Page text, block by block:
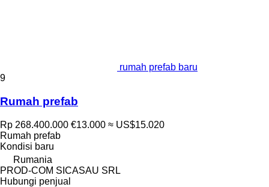
rumah prefab baru
9
Rumah prefab
Rp 268.400.000 €13.000 ≈ US$15.020
Rumah prefab
Kondisi baru
Rumania
PROD-COM SICASAU SRL
Hubungi penjual